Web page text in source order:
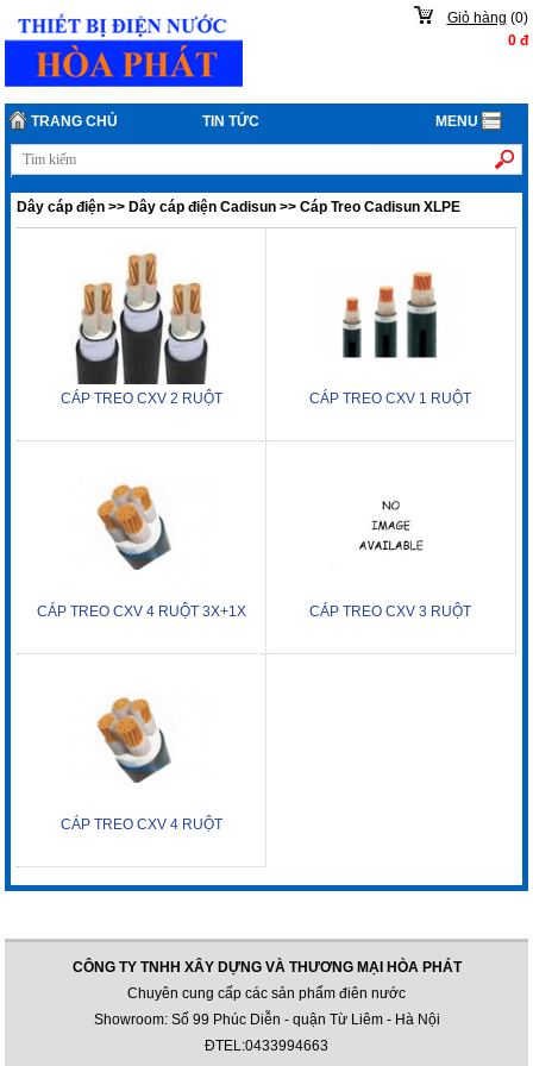
Giỏ hàng (0)
0đ
TRANG CHỦ TIN TỨC MENU
Dây cáp điện >>Dây cáp điện Cadisun >>Cáp Treo Cadisun XLPE
CÁP TREO CXV 2 RUỘT CÁP TREO CXV 1 RUỘT
CÁP TREO CXV 4 RUỘT 3X+1X CÁP TREO CXV 3 RUỘT
CÁP TREO CXV 4 RUỘT
CÔNG TY TNHH XÂY DỰNG VÀ THƯƠNG MẠI HÒA PHÁT
Chuyên cung cấp các sản phẩm điên nước
Showroom: Số 99 Phúc Diễn - quận Từ Liêm - Hà Nội
ĐTEL:0433994663